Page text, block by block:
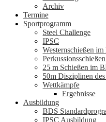
Archiv
Termine
Sportprogramm
Steel Challenge
IPSC
Westernschießen
25 m Schießen im
50m Disziplinen
Wettkämpfe
Ergebnisse
Ausbildung
BDS
IPSC Ausbildung